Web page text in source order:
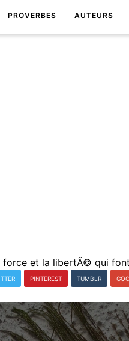
PROVERBES AUTEURS
PINTEREST TUMBLR